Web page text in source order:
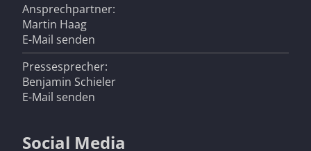
Ansprechpartner:
Martin Haag
E-Mail senden
Pressesprecher:
Benjamin Schieler
E-Mail senden
Social Media